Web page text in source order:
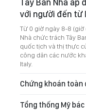
Tây Ban Nha
với người đến từ
Từ 0 giờ ngày 8-8
Nhà chức trách Tây
quốc tịch và thị thực
công dân các nước
Italy.
Chứng khoán toàn
Tổng thống Mỹ